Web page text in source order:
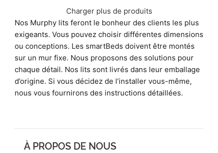
Charger plus de produits
Nos Murphy lits feront le bonheur des clients les plus
exigeants. Vous pouvez choisir différentes dimensions
ou conceptions. Les smartBeds doivent être montés
sur un mur fixe. Nous proposons des solutions pour
chaque détail. Nos lits sont livrés dans leur emballage
d’origine. Si vous décidez de l’installer vous-même,
nous vous fournirons des instructions détaillées.
À PROPOS DE NOUS